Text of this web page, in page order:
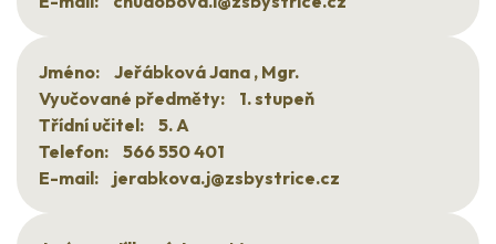
Jméno:
Jeřábková Jana , Mgr.
Vyučované předměty:
1. stupeň
Třídní učitel:
5. A
Telefon:
566 550 401
E-mail:
jerabkova.j@zsbystrice.cz